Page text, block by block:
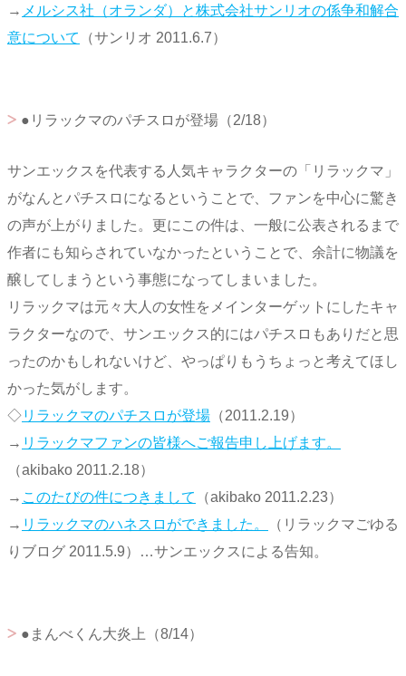
→ メルシス社（オランダ）と株式会社サンリオの係争和解合
意について
（サンリオ 2011.6.7）
●リラックマのパチスロが登場（2/18）
サンエックスを代表する人気キャラクターの「リラックマ」
がなんとパチスロになるということで、ファンを中心に驚き
の声が上がりました。更にこの件は、一般に公表されるまで
作者にも知らされていなかったということで、余計に物議を
醸してしまうという事態になってしまいました。
リラックマは元々大人の女性をメインターゲットにしたキャ
ラクターなので、サンエックス的にはパチスロもありだと思
ったのかもしれないけど、やっぱりもうちょっと考えてほし
かった気がします。
◇リラックマのパチスロが登場 （2011.2.19）
→ リラックマファンの皆様へご報告申し上げます。
（akibako 2011.2.18）
→ このたびの件につきまして
（akibako 2011.2.23）
→ リラックマのハネスロができました。
（リラックマごゆる
りブログ 2011.5.9）…サンエックスによる告知。
●まんべくん大炎上（8/14）